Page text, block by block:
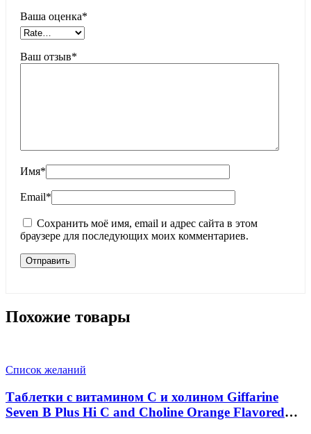
Ваша оценка*
Ваш отзыв*
Имя*
Email*
Сохранить моё имя, email и адрес сайта в этом
браузере для последующих моих комментариев.
Похожие товары
Список желаний
Таблетки с витамином С и холином Giffarine
Seven B Plus Hi C and Choline Orange Flavored